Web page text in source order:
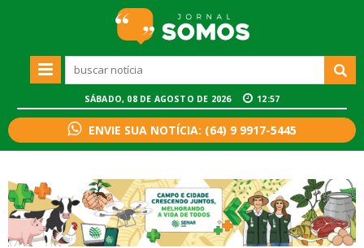
SÁBADO, 08 DE AGOSTO DE 2026 12:57
ENVIE SUA NOTÍCIA: (64) 9 9917-5445